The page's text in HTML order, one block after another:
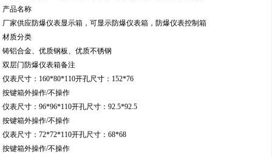
产品名称
厂家供应防爆仪表显示箱，可显示防爆仪表箱，防爆仪表控制箱
材质分类
铸铝合金、优质钢板、优质不锈钢
双层门防爆仪表箱备注
仪表尺寸：160*80*110开孔尺寸：152*76
按键箱外操作/不操作
仪表尺寸：96*96*110开孔尺寸：92.5*92.5
按键箱外操作/不操作
仪表尺寸：72*72*110开孔尺寸：68*68
按键箱外操作/不操作